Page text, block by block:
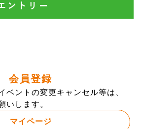
ントリー
会員登録
ベントの変更キャンセル等は、
いします。
マイページ